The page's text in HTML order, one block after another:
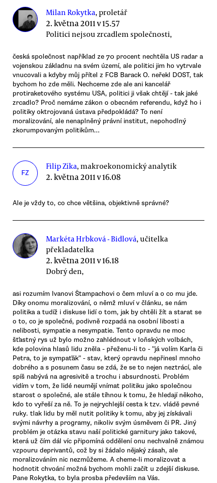
Milan Rokytka, proletář
2. května 2011 v 15.57
Politici nejsou zrcadlem společnosti,
česká společnost například ze 70 procent nechtěla US radar a
vojenskou základnu na svém území, ale politici jim ho vytrvale
vnucovali a kdyby můj přítel z FCB Barack O. neřekl DOST, tak
bychom ho zde měli. Nechceme zde ale ani kancelář
protiraketového systému USA, politici ji však chtějí - tak jaké
zrcadlo? Proč nemáme zákon o obecném referendu, když ho i
politiky oktrojovaná ústava předpokládá? To není
moralizování, ale nenaplněný právní institut, nepohodlný
zkorumpovaným politikům...
FZ
Filip Zíka, makroekonomický analytik
2. května 2011 v 16.08
Ale je vždy to, co chce většina, objektivně správné?
Markéta Hrbková - Bidlová, učitelka
překladatelka
2. května 2011 v 16.18
Dobrý den,
asi rozumím Ivanovi Štampachovi o čem mluví a o co mu jde.
Díky onomu moralizování, o němž mluví v článku, se nám
politika a tudíž i diskuse lidí o tom, jak by chtěli žít a starat se
o to, co je společné, podivně rozpadá na osobní libosti a
nelibosti, sympatie a nesympatie. Tento opravdu ne moc
šťastný rys už bylo možno zahlédnout v loňských volbách,
kde polovina hlasů lidu zněla - přeženu-li to - "já volím Karla či
Petra, to je sympaťák" - stav, který opravdu nepřinesl mnoho
dobrého a s posunem času se zdá, že se to nejen neztrácí, ale
spíš nabývá na agresivitě a trochu i absurdnosti. Problém
vidím v tom, že lidé neumějí vnímat politiku jako společnou
starost o společné, ale stále tíhnou k tomu, že hledají někoho,
kdo to vyřeší za ně. To je nejrychlejší cesta k tzv. vládě pevné
ruky. tlak lidu by měl nutit politiky k tomu, aby jej získávali
svými návrhy a programy, nikoliv svým úsměvem či PR. Jiný
problém je otázka stavu naší politické garnitury jako takové,
která už čím dál víc připomíná oddělení onu nechvalně známou
vzpouru deprivantů, což by si žádalo nějaký zásah, ale
moralizováním nic nezmůžeme. A cheme-li moralizovat a
hodnotit chvoání možná bychom mohli začít u zdejší diskuse.
Pane Rokytka, to byla prosba především na Vás.